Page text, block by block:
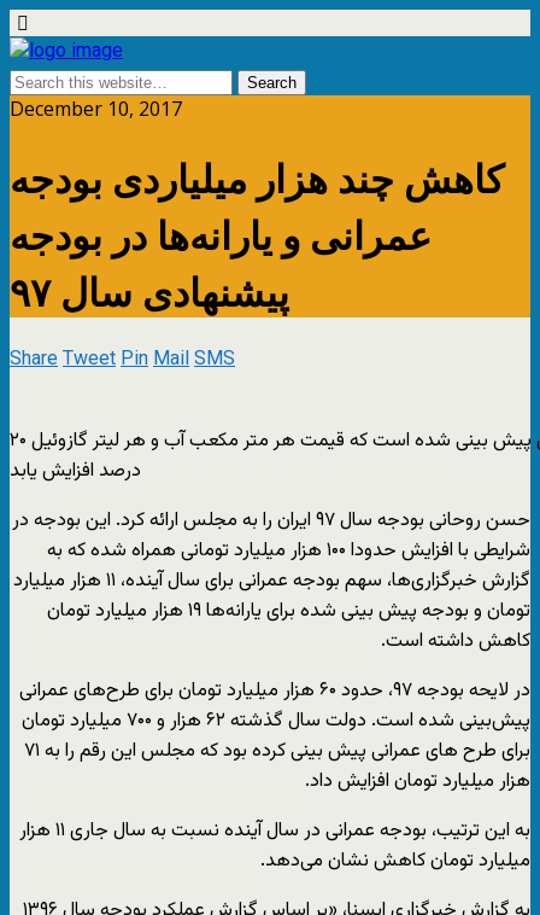
December 10, 2017
کاهش چند هزار میلیاردی بودجه
عمرانی و یارانه‌ها در بودجه
پیشنهادی سال ٩٧
ShareTweetPinMailSMS
در بودجه سال آینده همچنین پیش بینی شده است که قیمت هر متر مکعب آب و هر لیتر گازوئیل ۲۰
درصد افزایش یابد
حسن روحانی بودجه سال ۹۷ ایران را به مجلس ارائه کرد. این بودجه در
شرایطی با افزایش حدودا ۱۰۰ هزار میلیارد تومانی همراه شده که به
گزارش خبرگزاری‌ها،‌ سهم بودجه عمرانی برای سال آینده، ۱۱ هزار میلیارد
تومان و بودجه پیش بینی شده برای یارانه‌ها ۱۹ هزار میلیارد تومان
کاهش داشته است.
در لایحه بودجه ۹۷،‌ حدود ۶۰ هزار میلیارد تومان برای طرح‌های عمرانی
پیش‌بینی شده است. دولت سال گذشته ۶۲ هزار و ۷۰۰ میلیارد تومان
برای طرح های عمرانی پیش بینی کرده بود که مجلس این رقم را به ۷۱
هزار میلیارد تومان افزایش داد.
به این ترتیب، بودجه عمرانی در سال آینده نسبت به سال جاری ۱۱ هزار
میلیارد تومان کاهش نشان می‌دهد.